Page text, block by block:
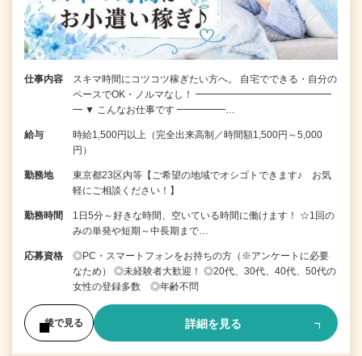
仕事内容
スキマ時間にコツコツ稼ぎたい方へ。 自宅でできる・自分の
ペースでOK・ノルマなし！ ━━━━━━━━━━━━━━
━ ▼ こんなお仕事です ━━━━━…
給与
時給1,500円以上（完全出来高制／時間額1,500円～5,000
円）
勤務地
東京都23区内等【ご希望の地域でオシゴトできます♪ お気
軽にご相談ください！】
勤務時間
1日5分～好きな時間、空いている時間に働けます！ ☆1回の
みの単発や短期～中長期まで…
応募資格
◎PC・スマートフォンをお持ちの方（※アンケートに必要
なため） ◎未経験者大歓迎！ ◎20代、30代、40代、50代の
女性の登録多数 ◎年齢不問
後で見る 詳細を見る